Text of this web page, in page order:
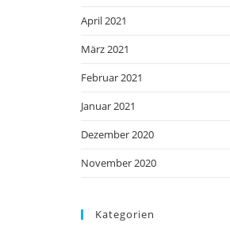
April 2021
März 2021
Februar 2021
Januar 2021
Dezember 2020
November 2020
Kategorien